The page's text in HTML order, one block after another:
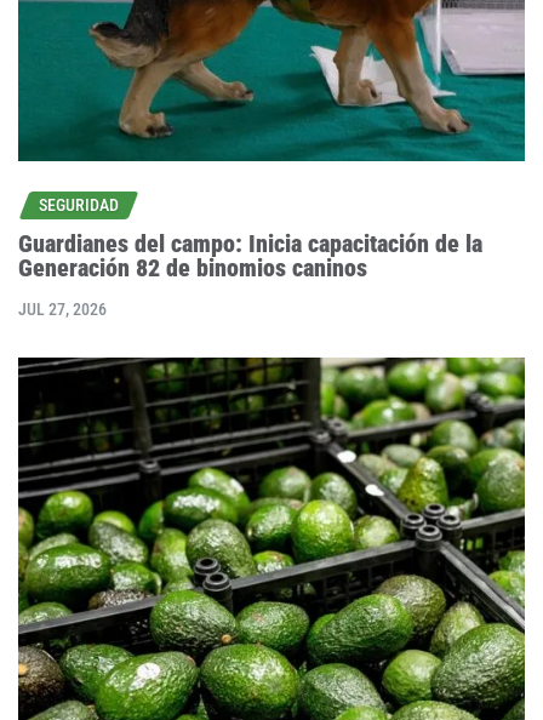
SEGURIDAD
Guardianes del campo: Inicia capacitación de la
Generación 82 de binomios caninos
JUL 27, 2026